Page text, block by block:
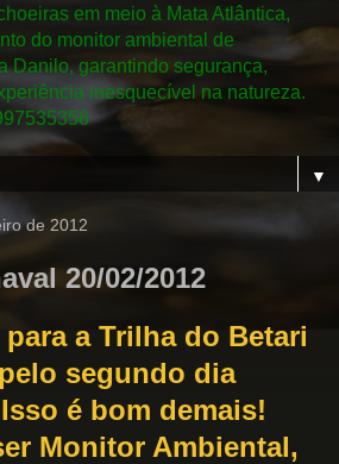
em meio à Mata Atlântica,
do monitor ambiental de
Danilo, garantindo segurança,
inesquecível na natureza.
▼
de 2012
20/02/2012
a Trilha do Betari
segundo dia
é bom demais!
Monitor Ambiental,